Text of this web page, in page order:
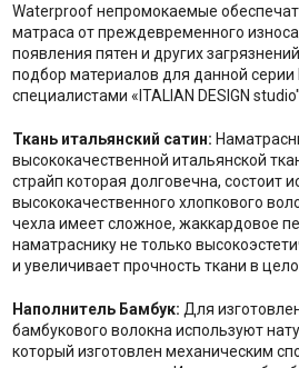
Waterproof непромокаемые
матраса от преждевременного
появления пятен и других
подбор материалов для данной серии
специалистами «ITALIAN DESIGN
Ткань итальянский сатин:
высококачественной итальянской
страйп которая долговечна, состоит
высококачественного хлопкового
чехла имеет сложное, жаккардовое
наматраснику не только
и увеличивает прочность ткани в
Наполнитель Бамбук: Для
бамбукового волокна используют
который изготовлен механическим